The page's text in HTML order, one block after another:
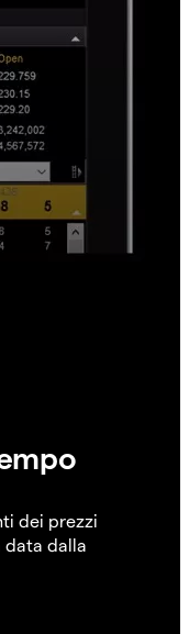
dei prezzi
data dalla